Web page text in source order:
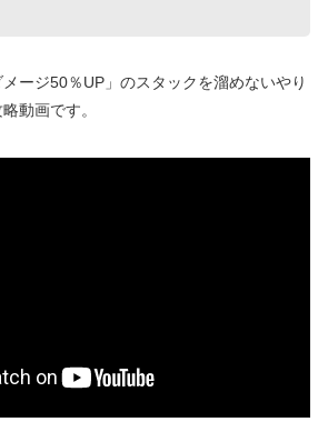
メージ50％UP」のスタックを溜めないやり
動画です。